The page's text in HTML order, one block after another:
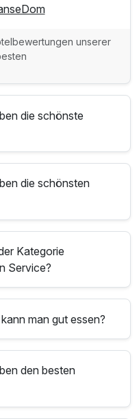
unserer
die schönste
die schönsten
Kategorie
Service?
man gut essen?
den besten